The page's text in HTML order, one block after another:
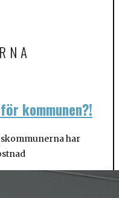
kommunen?!
har